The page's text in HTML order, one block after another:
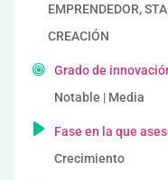
EMPRENDEDOR,
CREACIÓN
Grado de
Notable | Media
Fase en la que
Crecimiento